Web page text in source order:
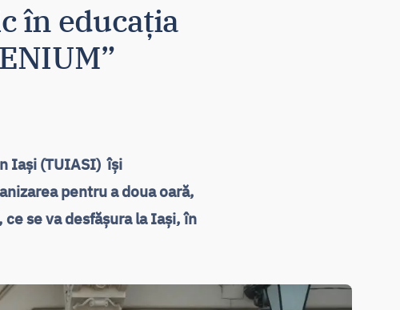
în educația
Iași (TUIASI) își
pentru a doua oară,
se va desfășura la Iași, în